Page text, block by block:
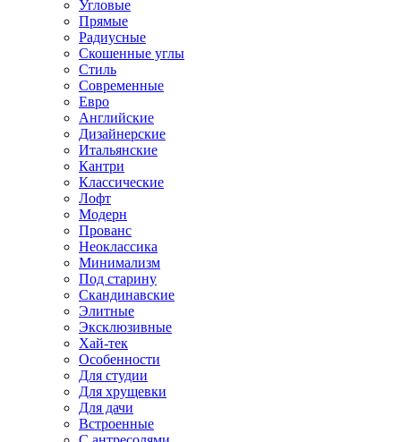
Угловые
Прямые
Радиусные
Скошенные углы
Стиль
Современные
Евро
Английские
Дизайнерские
Итальянские
Кантри
Классические
Лофт
Модерн
Прованс
Неоклассика
Минимализм
Под старину
Скандинавские
Элитные
Эксклюзивные
Хай-тек
Особенности
Для студии
Для хрущевки
Для дачи
Встроенные